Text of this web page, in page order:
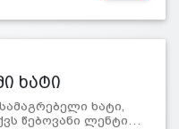
ხატი
ხატი,
წებოვანი ლენტი…